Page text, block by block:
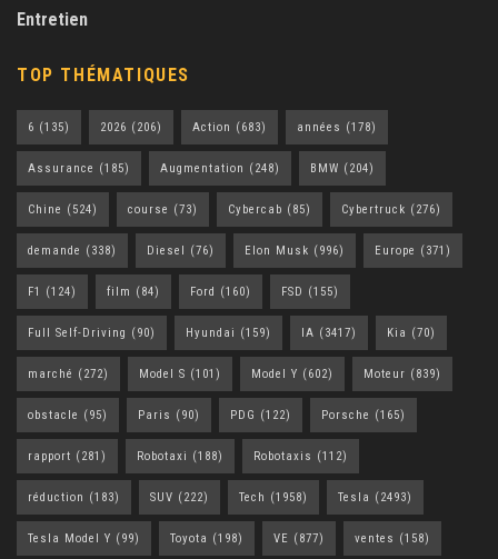
Entretien
TOP THÉMATIQUES
6 (135) 2026 (206) Action (683) années (178)
Assurance (185) Augmentation (248) BMW (204)
Chine (524) course (73) Cybercab (85) Cybertruck (276)
demande (338) Diesel (76) Elon Musk (996) Europe (371)
F1 (124) film (84) Ford (160) FSD (155)
Full Self-Driving (90) Hyundai (159) IA (3417) Kia (70)
marché (272) Model S (101) Model Y (602) Moteur (839)
obstacle (95) Paris (90) PDG (122) Porsche (165)
rapport (281) Robotaxi (188) Robotaxis (112)
réduction (183) SUV (222) Tech (1958) Tesla (2493)
Tesla Model Y (99) Toyota (198) VE (877) ventes (158)